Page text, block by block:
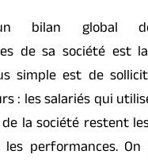
bilan global
de sa société est
simple est de
: les salariés qui
la société restent
les performances.